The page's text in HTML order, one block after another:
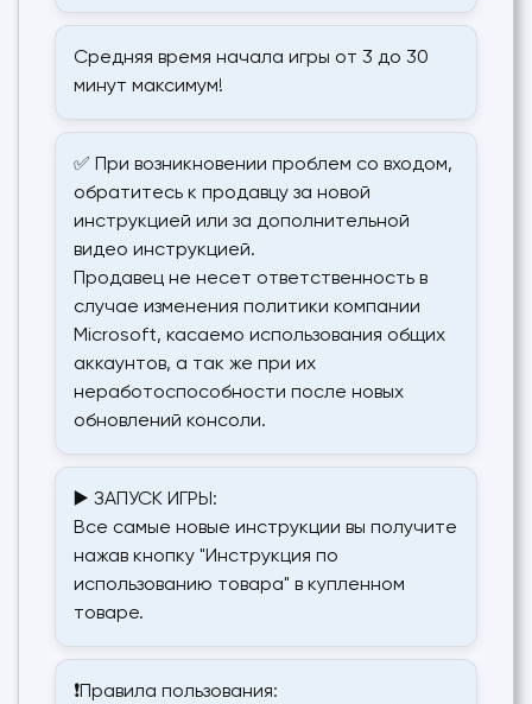
Средняя время начала игры от 3 до 30
минут максимум!
✅ При возникновении проблем со входом,
обратитесь к продавцу за новой
инструкцией или за дополнительной
видео инструкцией.
Продавец не несет ответственность в
случае изменения политики компании
Microsoft, касаемо использования общих
аккаунтов, а так же при их
неработоспособности после новых
обновлений консоли.
▶️ ЗАПУСК ИГРЫ:
Все самые новые инструкции вы получите
нажав кнопку "Инструкция по
использованию товара" в купленном
товаре.
❗Правила пользования: